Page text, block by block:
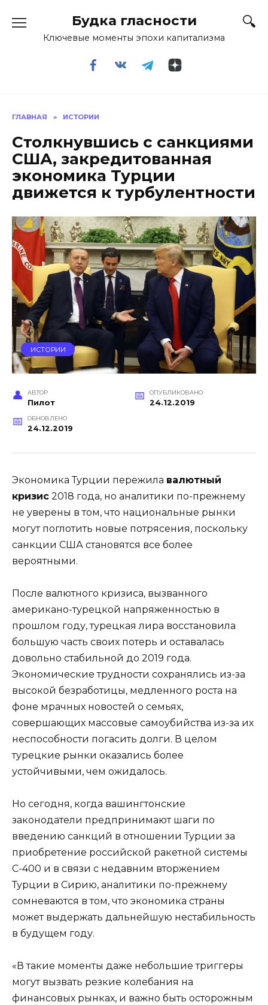
содержанию
Будка гласности
Ключевые моменты эпохи капитализма
ГЛАВНАЯ » ИСТОРИИ
Столкнувшись с санкциями
США, закредитованная
экономика Турции
движется к турбулентности
ИСТОРИИ
АВТОР
Пилот
ОПУБЛИКОВАНО
24.12.2019
ОБНОВЛЕНО
24.12.2019
Экономика Турции пережила валютный
кризис 2018 года, но аналитики по-прежнему
не уверены в том, что национальные рынки
могут поглотить новые потрясения, поскольку
санкции США становятся все более
вероятными.
После валютного кризиса, вызванного
американо-турецкой напряженностью в
прошлом году, турецкая лира восстановила
большую часть своих потерь и оставалась
довольно стабильной до 2019 года.
Экономические трудности сохранялись из-за
высокой безработицы, медленного роста на
фоне мрачных новостей о семьях,
совершающих массовые самоубийства из-за их
неспособности погасить долги. В целом
турецкие рынки оказались более
устойчивыми, чем ожидалось.
Но сегодня, когда вашингтонские
законодатели предпринимают шаги по
введению санкций в отношении Турции за
приобретение российской ракетной системы
С-400 и в связи с недавним вторжением
Турции в Сирию, аналитики по-прежнему
сомневаются в том, что экономика страны
может выдержать дальнейшую нестабильность
в будущем году.
«В такие моменты даже небольшие триггеры
могут вызвать резкие колебания на
финансовых рынках, и важно быть осторожным